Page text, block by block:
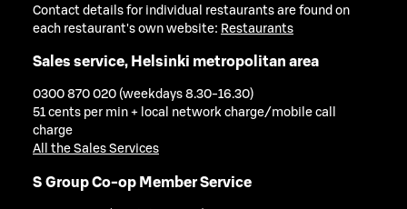
Contact details for individual restaurants are found on
each restaurant's own website: Restaurants
Sales service, Helsinki metropolitan area
0300 870 020 (weekdays 8.30-16.30)
51 cents per min + local network charge/mobile call
charge
All the Sales Services
S Group Co-op Member Service